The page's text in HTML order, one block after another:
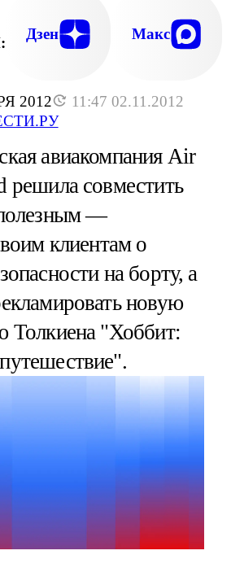
2012
11:47 02.11.2012
Дзен Макс
авиакомпания Air
решила совместить
—
клиентам о
на борту, а
новую
Толкиена "Хоббит: